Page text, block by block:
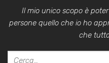
Il mio unico scopo è
persone quello che io ho
che